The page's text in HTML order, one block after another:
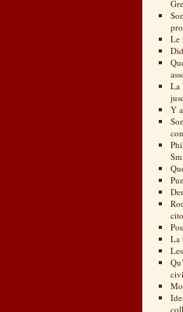
Le
La
Y
La